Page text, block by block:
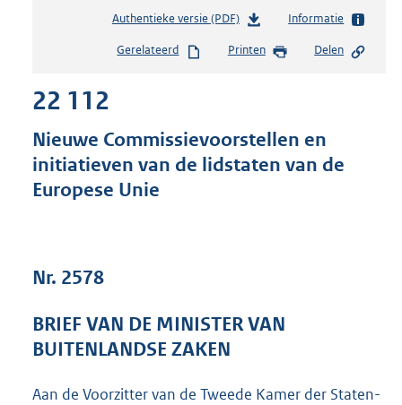
Authentieke versie (PDF)b
s
s
g
6
Informatie
Gerelateerd Printen Delen
22 112
Nieuwe Commissievoorstellen en
initiatieven van de lidstaten van de
Europese Unie
Nr. 2578
BRIEF VAN DE MINISTER VAN
BUITENLANDSE ZAKEN
Aan de Voorzitter van de Tweede Kamer der Staten-